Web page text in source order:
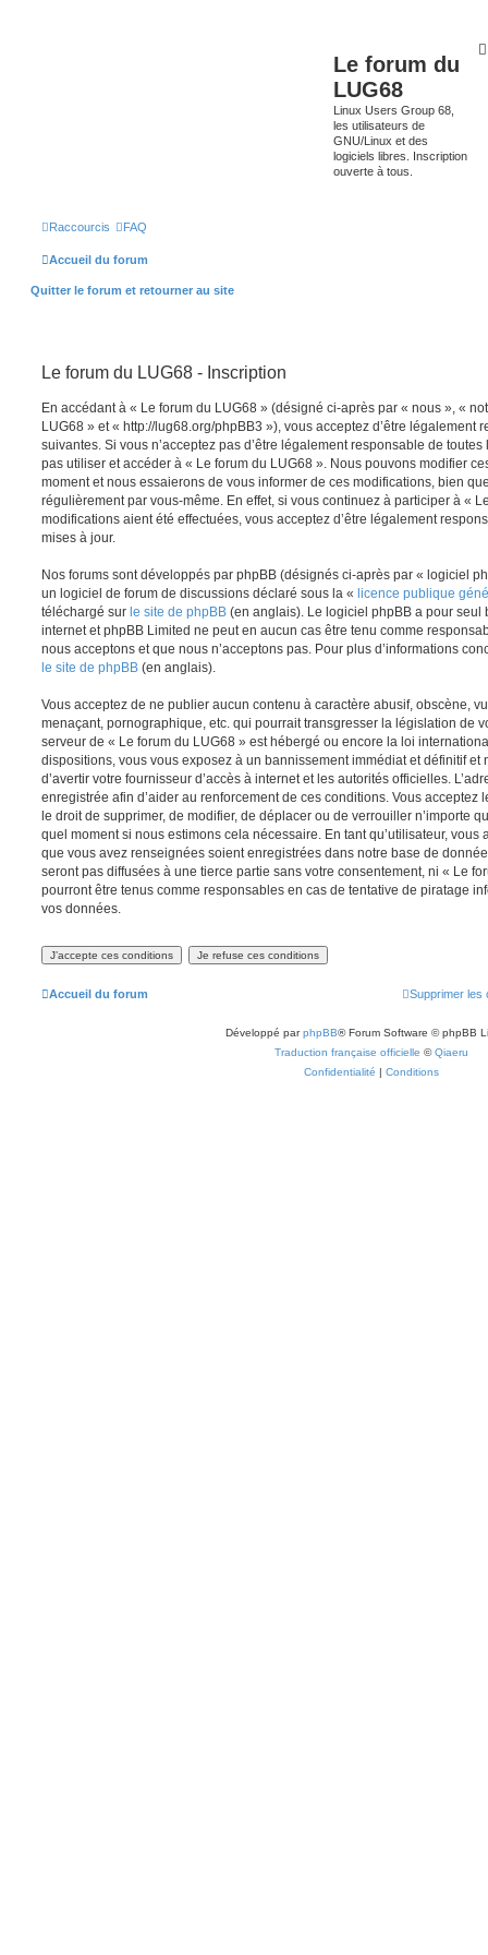
Le forum du
LUG68
Linux Users Group 68,
les utilisateurs de
GNU/Linux et des
logiciels libres. Inscription
ouverte à tous.
Raccourcis FAQ
Accueil du forum
Quitter le forum et retourner au site
Le forum du LUG68 - Inscription
En accédant à « Le forum du LUG68 » (désigné ci-après par « nous », «
LUG68 » et « http://lug68.org/phpBB3 »), vous acceptez d’être légalement
suivantes. Si vous n’acceptez pas d’être légalement responsable de
pas utiliser et accéder à « Le forum du LUG68 ». Nous pouvons modifier
moment et nous essaierons de vous informer de ces modifications, bien
régulièrement par vous-même. En effet, si vous continuez à participer à «
modifications aient été effectuées, vous acceptez d’être légalement
mises à jour.
Nos forums sont développés par phpBB (désignés ci-après par « logiciel
un logiciel de forum de discussions déclaré sous la « licence publique
téléchargé sur le site de phpBB (en anglais). Le logiciel phpBB a pour seul
internet et phpBB Limited ne peut en aucun cas être tenu comme
nous acceptons et que nous n’acceptons pas. Pour plus d’informations
le site de phpBB (en anglais).
Vous acceptez de ne publier aucun contenu à caractère abusif, obscène,
menaçant, pornographique, etc. qui pourrait transgresser la législation de
serveur de « Le forum du LUG68 » est hébergé ou encore la loi
dispositions, vous vous exposez à un bannissement immédiat et définitif et
d’avertir votre fournisseur d’accès à internet et les autorités officielles.
enregistrée afin d’aider au renforcement de ces conditions. Vous acceptez
le droit de supprimer, de modifier, de déplacer ou de verrouiller n’importe
quel moment si nous estimons cela nécessaire. En tant qu’utilisateur,
que vous avez renseignées soient enregistrées dans notre base de
seront pas diffusées à une tierce partie sans votre consentement, ni « Le
pourront être tenus comme responsables en cas de tentative de piratage
vos données.
Accueil du forum Supprimer les
Développé parphpBB® Forum Software © phpBB
Traduction française officielle ©Qiaeru
Confidentialité | Conditions